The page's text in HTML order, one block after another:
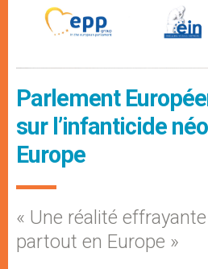
Parlement
sur l’infanticide
Europe
« Une réalité
partout en Europe »